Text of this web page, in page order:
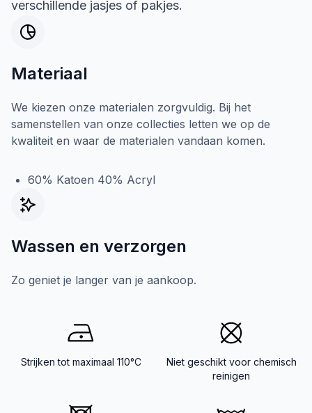
verschillende jasjes of pakjes.
Materiaal
We kiezen onze materialen zorgvuldig. Bij het
samenstellen van onze collecties letten we op de
kwaliteit en waar de materialen vandaan komen.
60% Katoen 40% Acryl
Wassen en verzorgen
Zo geniet je langer van je aankoop.
Strijken tot maximaal 110°C
Niet geschikt voor chemisch
reinigen